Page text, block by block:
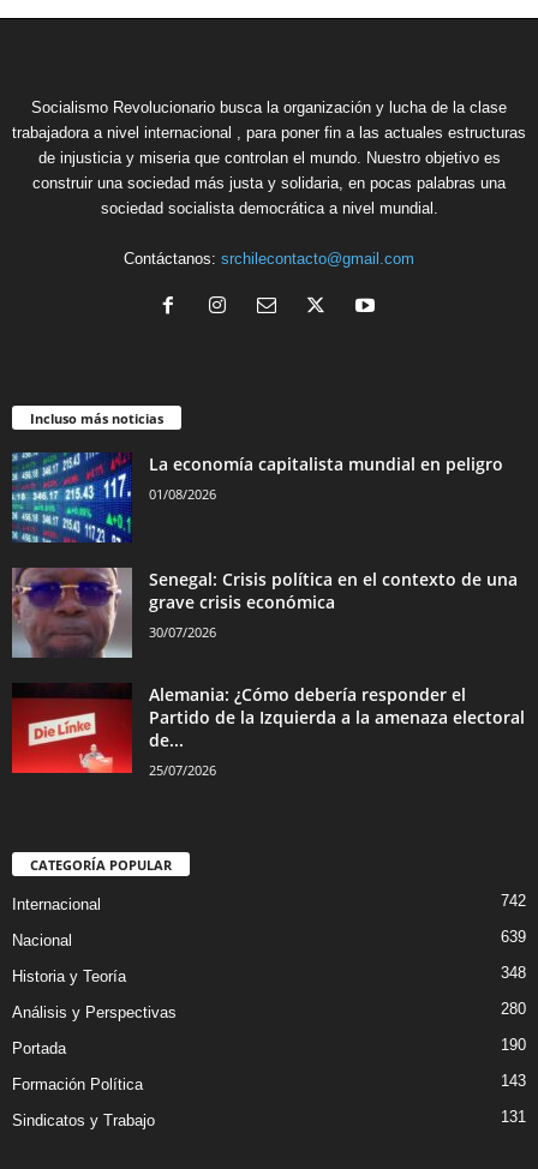
Socialismo Revolucionario busca la organización y lucha de la clase
trabajadora a nivel internacional , para poner fin a las actuales estructuras
de injusticia y miseria que controlan el mundo. Nuestro objetivo es
construir una sociedad más justa y solidaria, en pocas palabras una
sociedad socialista democrática a nivel mundial.
Contáctanos: srchilecontacto@gmail.com
Incluso más noticias
La economía capitalista mundial en peligro
01/08/2026
Senegal: Crisis política en el contexto de una
grave crisis económica
30/07/2026
Alemania: ¿Cómo debería responder el
Partido de la Izquierda a la amenaza electoral
de...
25/07/2026
CATEGORÍA POPULAR
Internacional 742
Nacional 639
Historia y Teoría 348
Análisis y Perspectivas 280
Portada 190
Formación Política 143
Sindicatos y Trabajo 131